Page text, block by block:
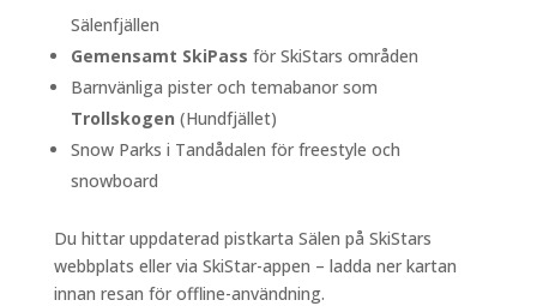
Sälenfjällen
Gemensamt SkiPass för SkiStars områden
Barnvänliga pister och temabanor som
Trollskogen (Hundfjället)
Snow Parks i Tandådalen för freestyle och
snowboard
Du hittar uppdaterad pistkarta Sälen på SkiStars
webbplats eller via SkiStar-appen – ladda ner kartan
innan resan för offline-användning.